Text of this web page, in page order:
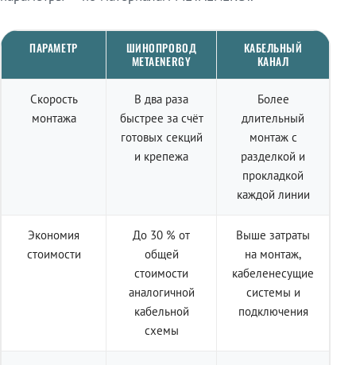
ПАРАМЕТР
ШИНОПРОВОД
METAENERGY
КАБЕЛЬНЫЙ
КАНАЛ
Скорость
монтажа
В два раза
быстрее за счёт
готовых секций
и крепежа
Более
длительный
монтаж с
разделкой и
прокладкой
каждой линии
Экономия
стоимости
До 30 % от
общей
стоимости
аналогичной
кабельной
схемы
Выше затраты
на монтаж,
кабеленесущие
системы и
подключения